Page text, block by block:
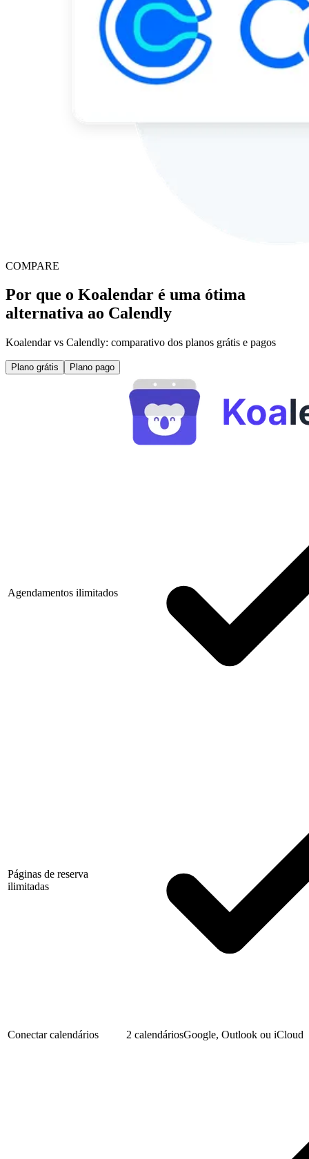
COMPARE
Por que o Koalendar é uma ótima
alternativa ao Calendly
Koalendar vs Calendly: comparativo dos planos grátis e pagos
Plano grátis Plano pago
Agendamentos ilimitados
Páginas de reserva
ilimitadas
Conectar calendários 2 calendáriosGoogle, Outlook ou iCloud